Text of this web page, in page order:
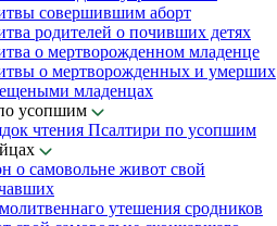
совершившим аборт
родителей о почивших детях
о мертворожденном младенце
о мертворожденных и умерших
младенцах
усопшим
чтения Псалтири по усопшим
о самовольне живот свой
утешения сродников